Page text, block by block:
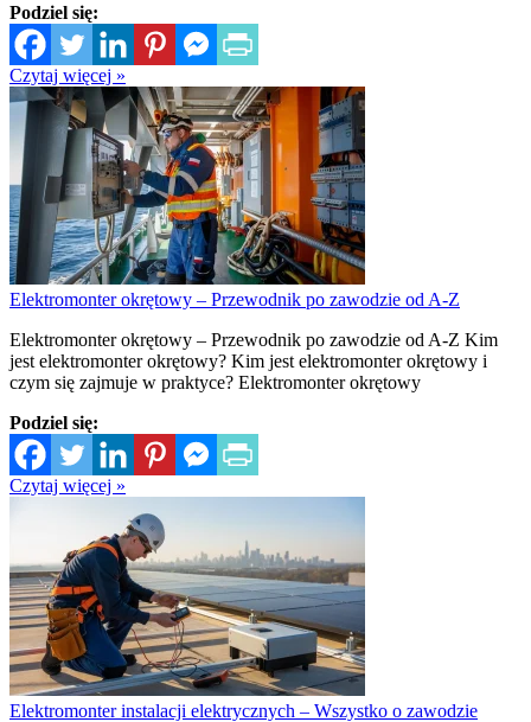
Podziel się:
Czytaj więcej »
Elektromonter okrętowy – Przewodnik po zawodzie od A-Z
Elektromonter okrętowy – Przewodnik po zawodzie od A-Z Kim
jest elektromonter okrętowy? Kim jest elektromonter okrętowy i
czym się zajmuje w praktyce? Elektromonter okrętowy
Podziel się:
Czytaj więcej »
Elektromonter instalacji elektrycznych – Wszystko o zawodzie